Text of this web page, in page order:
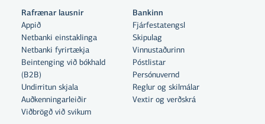
Með því að smella á „Leyfa allar“
samþykkir þú notkun á vefkökum
til þess að auka virkni vefsins,
greina vefnotkun og aðstoða við
Rafrænar lausnir
Appið
Netbanki einstaklinga
Netbanki fyrirtækja
Beintenging við bókhald
(B2B)
Undirritun skjala
Auðkenningarleiðir
Viðbrögð við svikum
Bankinn
Fjárfestatengsl
Skipulag
Vinnustaðurinn
Póstlistar
Persónuvernd
Reglur og skilmálar
Vextir og verðskrá